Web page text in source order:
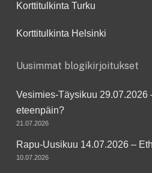
Korttitulkinta Turku
Korttitulkinta Helsinki
Uusimmat blogikirjoitukset
Vesimies-Täysikuu 29.07.2026
eteenpäin?
21.07.2026
Rapu-Uusikuu 14.07.2026 –
10.07.2026